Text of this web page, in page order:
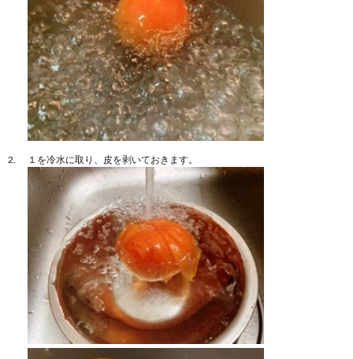
１を冷水に取り、皮を剥いておきます。